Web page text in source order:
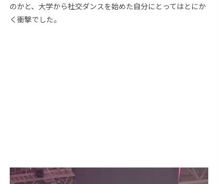
のかと、大学から社交ダンスを始めた自分にとってはとにか
く衝撃でした。